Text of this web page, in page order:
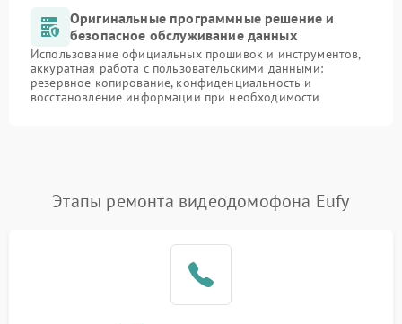
Оригинальные программные решение и
безопасное обслуживание данных
Использование официальных прошивок и инструментов,
аккуратная работа с пользовательскими данными:
резервное копирование, конфиденциальность и
восстановление информации при необходимости
Этапы ремонта видеодомофона Eufy